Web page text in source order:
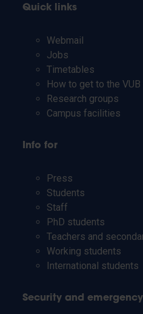
Quick links
Webmail
Jobs
Timetables
How to get to the
Research groups
Campus facilities
Info for
Press
Students
Staff
PhD students
Teachers and
Working students
International students
Security and